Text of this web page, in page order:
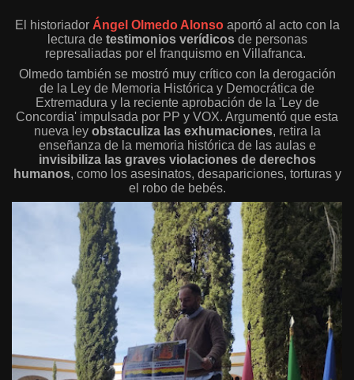
El historiador Ángel Olmedo Alonsoaportó al acto con la
lectura de testimonios verídicosde personas
represaliadas por el franquismo en Villafranca.
Olmedo también se mostró muy crítico con la derogación
de la Ley de Memoria Histórica y Democrática de
Extremadura y la reciente aprobación de la 'Ley de
Concordia' impulsada por PP y VOX. Argumentó que esta
nueva ley obstaculiza las exhumaciones, retira la
enseñanza de la memoria histórica de las aulas e
invisibiliza las graves violaciones de derechos
humanos, como los asesinatos, desapariciones, torturas y
el robo de bebés.